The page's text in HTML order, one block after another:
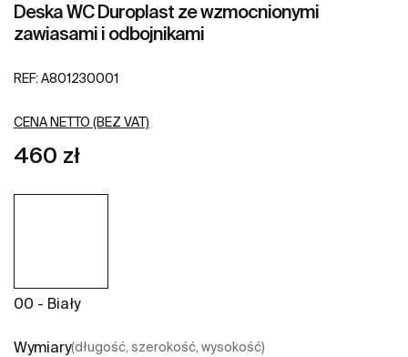
Deska WC Duroplast ze wzmocnionymi
zawiasami i odbojnikami
REF: A801230001
CENA NETTO (BEZ VAT)
460 zł
00 - Biały
Wymiary(długość, szerokość, wysokość)